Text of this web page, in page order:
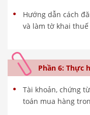
Hướng dẫn cách
và làm tờ khai thuế
Phần 6: Thực
Tài khoản, chứng
toán mua hàng